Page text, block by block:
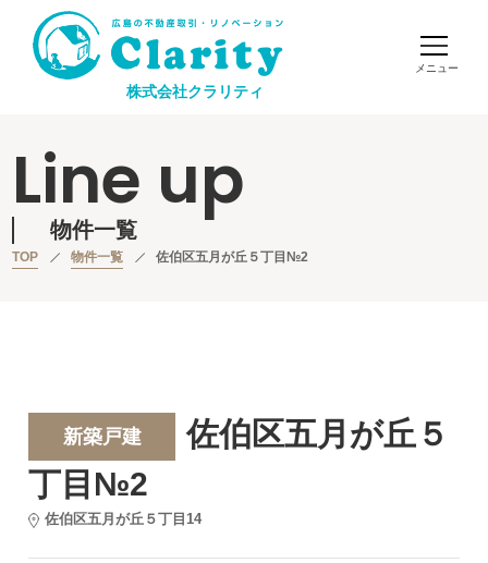
株式会社クラリティ
Line up
物件一覧
TOP 物件一覧 佐伯区五月が丘５丁目№2
新築戸建
佐伯区五月が丘５
丁目№2
佐伯区五月が丘５丁目14